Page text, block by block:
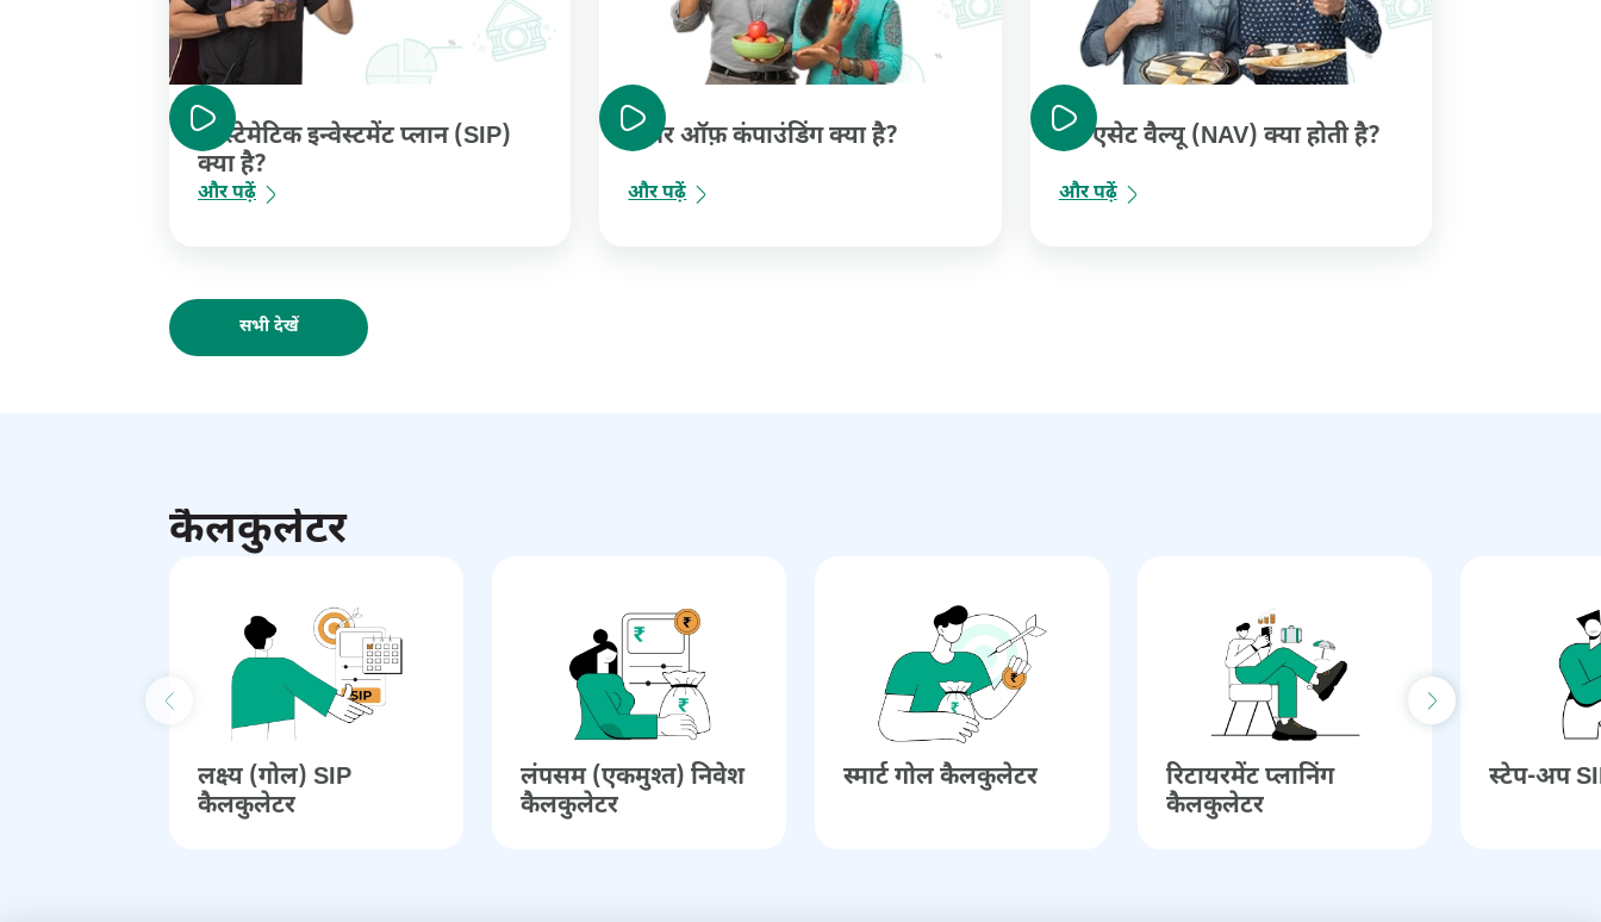
सिस्टेमेटिक इन्वेस्टमेंट प्लान (SIP)
क्या है?
और पढ़ें
पॉवर ऑफ़ कंपाउंडिंग क्या है?
और पढ़ें
नेट एसेट वैल्यू (NAV) क्या होती है?
और पढ़ें
सभी देखें
कैलकुलेटर
लक्ष्‍य (गोल) SIP
कैलकुलेटर
लंपसम (एकमुश्त) निवेश
कैलकुलेटर
स्मार्ट गोल कैलकुलेटर
रिटायरमेंट प्लानिंग
कैलकुलेटर
स्टेप-अप
Previous slide Next slide